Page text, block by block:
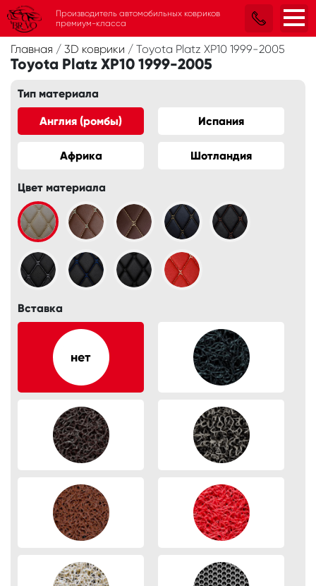
Главная / 3D коврики / Toyota Platz XP10 1999-2005
Toyota Platz XP10 1999-2005
Тип материала
Англия (ромбы) Испания
Африка Шотландия
Цвет материала
Вставка
Производитель автомобильных ковриков
премиум-класса